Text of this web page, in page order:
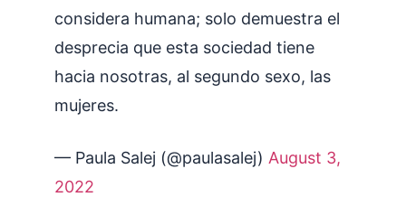
considera humana; solo demuestra el
desprecia que esta sociedad tiene
hacia nosotras, al segundo sexo, las
mujeres.
— Paula Salej (@paulasalej) August 3,
2022